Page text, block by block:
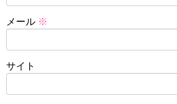
メール ※
サイト